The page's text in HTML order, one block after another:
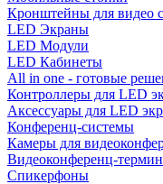
Кронштейны для видео
LED Экраны
LED Модули
LED Кабинеты
All in one - готовые
Контроллеры для LED
Аксессуары для LED
Конференц-системы
Камеры для
Видеоконференц-
Спикерфоны